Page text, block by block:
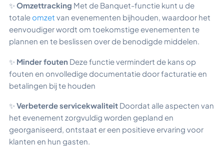
✨Omzettracking Met de Banquet-functie kunt u de
totaleomzet van evenementen bijhouden, waardoor het
eenvoudiger wordt om toekomstige evenementen te
plannen en te beslissen over de benodigde middelen.
✨ Minder fouten Deze functie vermindert de kans op
fouten en onvolledige documentatie door facturatie en
betalingen bij te houden
✨Verbeterde servicekwaliteit Doordat alle aspecten van
het evenement zorgvuldig worden gepland en
georganiseerd, ontstaat er een positieve ervaring voor
klanten en hun gasten.